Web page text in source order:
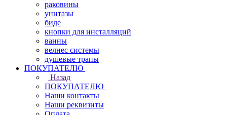
раковины
унитазы
биде
кнопки для инсталляций
ванны
велнес системы
душевые трапы
ПОКУПАТЕЛЮ
Назад
ПОКУПАТЕЛЮ
Наши контакты
Наши реквизиты